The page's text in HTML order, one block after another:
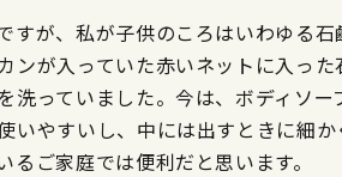
すが、私が子供のころはいわゆる
ンが入っていた赤いネットに入っ
洗っていました。今は、ボディソ
いやすいし、中には出すときに細
るご家庭では便利だと思います。